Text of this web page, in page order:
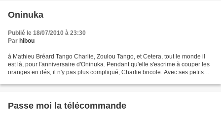
Oninuka
Publié le 18/07/2010 à 23:30
Par hibou
à Mathieu Bréard Tango Charlie, Zoulou Tango, et Cetera, tout le monde il
est là, pour l'anniversaire d'Oninuka. Pendant qu'elle s'escrime à couper les
oranges en dés, il n'y pas plus compliqué, Charlie bricole. Avec ses petits
Passe moi la télécommande